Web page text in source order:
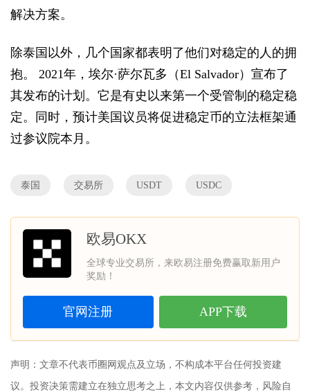
解决方案。
除泰国以外，几个国家都表明了他们对稳定的人的拥
抱。 2021年，埃尔·萨尔瓦多（El Salvador）宣布了
其发布的计划。它是有史以来第一个受管制的稳定稳
定。同时，预计美国议员将促进稳定币的立法框架通
过参议院本月。
泰国 交易所 USDT USDC
欧易OKX
全球专业交易所，来欧易注册免费赢取新用户
奖励！
官网注册 APP下载
声明：文章不代表币圈网观点及立场，不构成本平台任何投资建
议。投资决策需建立在独立思考之上，本文内容仅供参考，风险自